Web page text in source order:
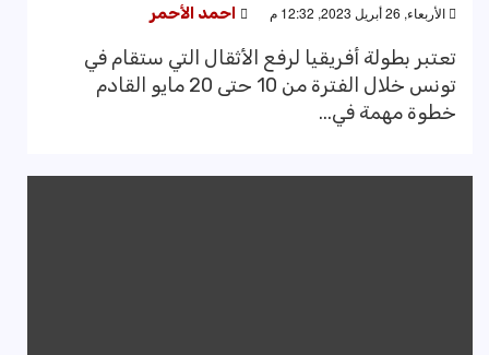
الأربعاء, 26 أبريل 2023, 12:32 م احمد الأحمر
تعتبر بطولة أفريقيا لرفع الأثقال التي ستقام في
تونس خلال الفترة من 10 حتى 20 مايو القادم
خطوة مهمة في...